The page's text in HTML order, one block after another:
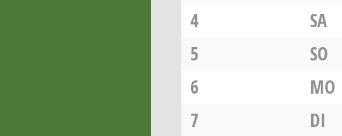
4
SA
5
SO
6
MO
7
DI